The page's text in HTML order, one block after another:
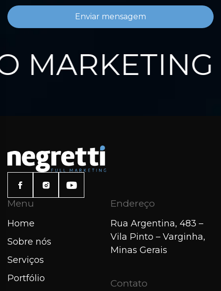
Enviar mensagem
MARKETING
Menu
Home
Sobre nós
Serviços
Portfólio
Endereço
Rua Argentina, 483 –
Vila Pinto – Varginha,
Minas Gerais
Contato